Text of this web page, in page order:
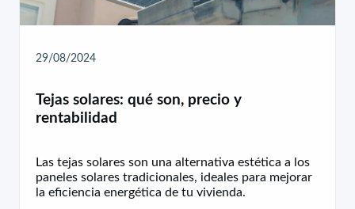
29/08/2024
Tejas solares: qué son, precio y
rentabilidad
Las tejas solares son una alternativa estética a los
paneles solares tradicionales, ideales para mejorar
la eficiencia energética de tu vivienda.